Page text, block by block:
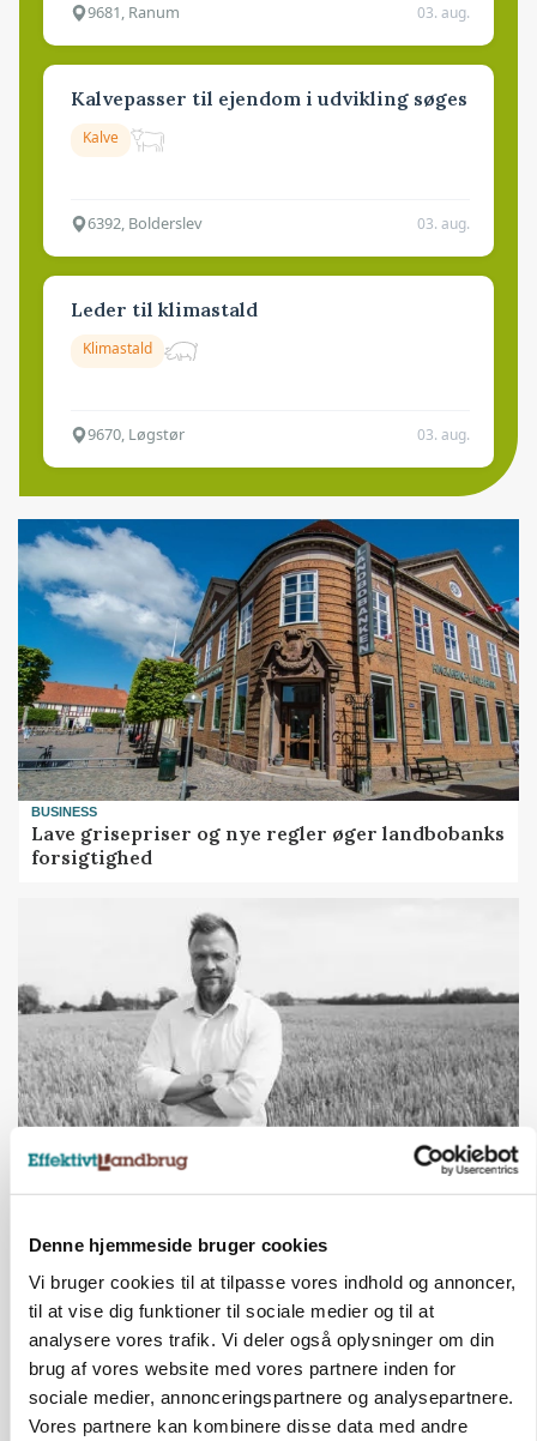
Denne hjemmeside bruger cookies
Vi bruger cookies til at tilpasse vores indhold og annoncer,
til at vise dig funktioner til sociale medier og til at
analysere vores trafik. Vi deler også oplysninger om din
brug af vores website med vores partnere inden for
sociale medier, annonceringspartnere og analysepartnere.
Vores partnere kan kombinere disse data med andre
9681, Ranum 03. aug.
Kalvepasser til ejendom i udvikling søges
Kalve
6392, Bolderslev 03. aug.
Leder til klimastald
Klimastald
9670, Løgstør 03. aug.
BUSINESS
Lave grisepriser og nye regler øger landbobanks
forsigtighed
økoproduktion
HØST-TOUR